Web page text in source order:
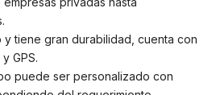
tiene gran durabilidad, cuenta con
GPS.
puede ser personalizado con